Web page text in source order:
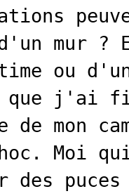
mur ?
ou d'un
que j'ai
de mon
Moi